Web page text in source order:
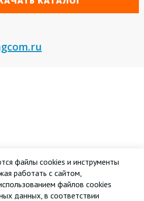
файлы cookies и инструменты
работать с сайтом,
файлов cookies
данных, в соответствии